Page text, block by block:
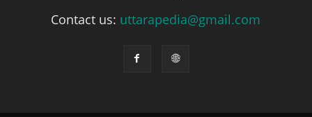
Contact us: uttarapedia@gmail.com